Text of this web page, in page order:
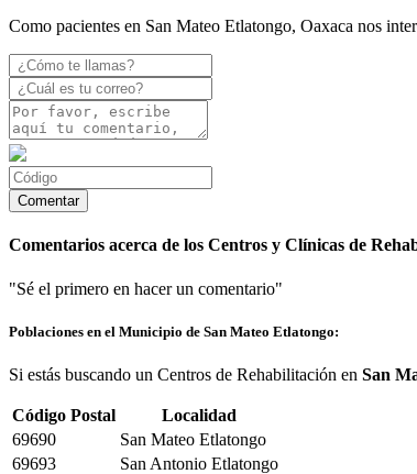
Como pacientes en San Mateo Etlatongo, Oaxaca nos
Comentarios acerca de los Centros y Clínicas de
"Sé el primero en hacer un comentario"
Poblaciones en el Municipio de San Mateo Etlatongo:
Si estás buscando un Centros de Rehabilitación en San
Código Postal
Localidad
69690
San Mateo Etlatongo
69693
San Antonio Etlatongo